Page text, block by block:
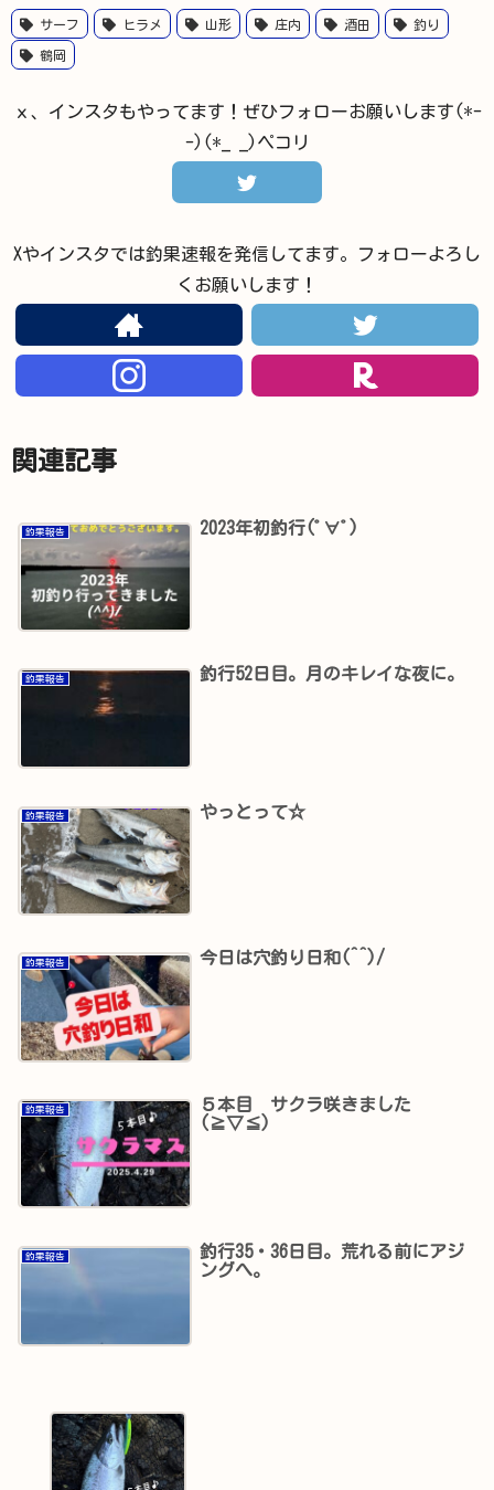
サーフ ヒラメ 山形 庄内 酒田 釣り
鶴岡
ｘ、インスタもやってます！ぜひフォローお願いします(*-
-)(*_ _)ペコリ
Xやインスタでは釣果速報を発信してます。フォローよろし
くお願いします！
関連記事
釣果報告 2023年初釣行(ﾟ∀ﾟ)
釣果報告 釣行52日目。月のキレイな夜に。
釣果報告 やっとって☆
釣果報告 今日は穴釣り日和(^^)/
釣果報告
５本目 サクラ咲きました
(≧▽≦)
釣果報告
釣行35・36日目。荒れる前にアジ
ングへ。